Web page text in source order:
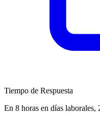
Tiempo de Respuesta
En 8 horas en días laborales,